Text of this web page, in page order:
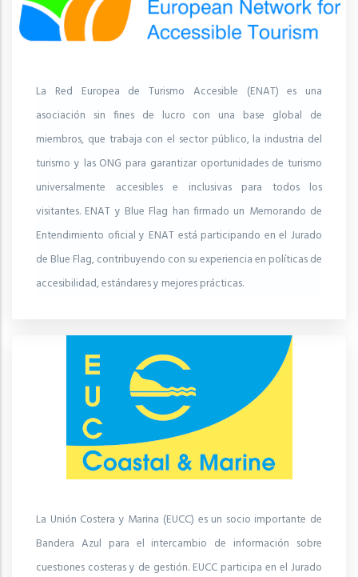
La Red Europea de Turismo Accesible (ENAT) es una
asociación sin fines de lucro con una base global de
miembros, que trabaja con el sector público, la industria del
turismo y las ONG para garantizar oportunidades de turismo
universalmente accesibles e inclusivas para todos los
visitantes. ENAT y Blue Flag han firmado un Memorando de
Entendimiento oficial y ENAT está participando en el Jurado
de Blue Flag, contribuyendo con su experiencia en políticas de
accesibilidad, estándares y mejores prácticas.
La Unión Costera y Marina (EUCC) es un socio importante de
Bandera Azul para el intercambio de información sobre
cuestiones costeras y de gestión. EUCC participa en el Jurado